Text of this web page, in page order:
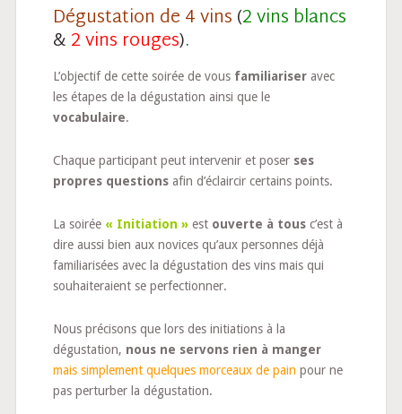
Dégustation de 4 vins(2 vins blancs
&2 vins rouges).
L’objectif de cette soirée de vous familiariser avec
les étapes de la dégustation ainsi que le
vocabulaire.
Chaque participant peut intervenir et poser ses
propres questions afin d’éclaircir certains points.
La soirée « Initiation » est ouverte à tous c’est à
dire aussi bien aux novices qu’aux personnes déjà
familiarisées avec la dégustation des vins mais qui
souhaiteraient se perfectionner.
Nous précisons que lors des initiations à la
dégustation, nous ne servons rien à manger
mais simplement quelques morceaux de pain pour ne
pas perturber la dégustation.